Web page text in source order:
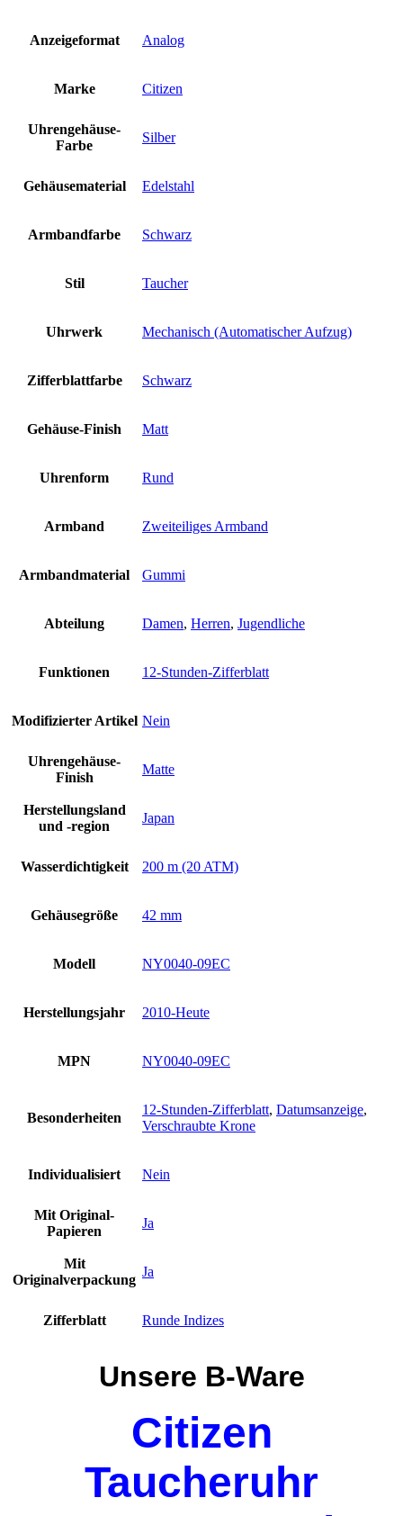
Anzeigeformat Analog
Marke Citizen
Uhrengehäuse-
Farbe
Silber
Gehäusematerial Edelstahl
Armbandfarbe Schwarz
Stil Taucher
Uhrwerk Mechanisch (Automatischer Aufzug)
Zifferblattfarbe Schwarz
Gehäuse-Finish Matt
Uhrenform Rund
Armband Zweiteiliges Armband
Armbandmaterial Gummi
Abteilung Damen, Herren, Jugendliche
Funktionen 12-Stunden-Zifferblatt
Modifizierter Artikel Nein
Uhrengehäuse-
Finish
Matte
Herstellungsland
und -region
Japan
Wasserdichtigkeit 200 m (20 ATM)
Gehäusegröße 42 mm
Modell NY0040-09EC
Herstellungsjahr 2010-Heute
MPN NY0040-09EC
Besonderheiten
12-Stunden-Zifferblatt, Datumsanzeige,
Verschraubte Krone
Individualisiert Nein
Mit Original-
Papieren
Ja
Mit
Originalverpackung
Ja
Zifferblatt Runde Indizes
Unsere B-Ware
Citizen
Taucheruhr